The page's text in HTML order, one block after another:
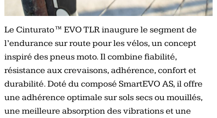
Le Cinturato™ EVO TLR inaugure le segment de
l’endurance sur route pour les vélos, un concept
inspiré des pneus moto. Il combine fiabilité,
résistance aux crevaisons, adhérence, confort et
durabilité. Doté du composé SmartEVO AS, il offre
une adhérence optimale sur sols secs ou mouillés,
une meilleure absorption des vibrations et une